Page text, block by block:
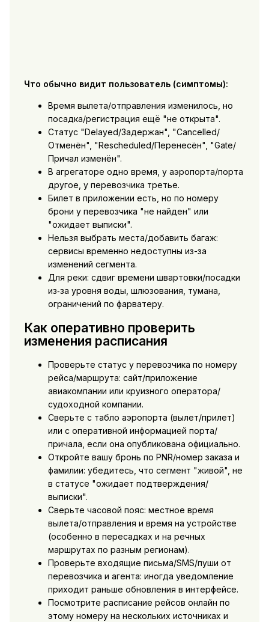
Что обычно видит пользователь (симптомы):
Время вылета/отправления изменилось, но
посадка/регистрация ещё "не открыта".
Статус "Delayed/Задержан", "Cancelled/
Отменён", "Rescheduled/Перенесён", "Gate/
Причал изменён".
В агрегаторе одно время, у аэропорта/порта
другое, у перевозчика третье.
Билет в приложении есть, но по номеру
брони у перевозчика "не найден" или
"ожидает выписки".
Нельзя выбрать места/добавить багаж:
сервисы временно недоступны из-за
изменений сегмента.
Для реки: сдвиг времени швартовки/посадки
из‑за уровня воды, шлюзования, тумана,
ограничений по фарватеру.
Как оперативно проверить
изменения расписания
Проверьте статус у перевозчика по номеру
рейса/маршрута: сайт/приложение
авиакомпании или круизного оператора/
судоходной компании.
Сверьте с табло аэропорта (вылет/прилет)
или с оперативной информацией порта/
причала, если она опубликована официально.
Откройте вашу бронь по PNR/номер заказа и
фамилии: убедитесь, что сегмент "живой", не
в статусе "ожидает подтверждения/
выписки".
Сверьте часовой пояс: местное время
вылета/отправления и время на устройстве
(особенно в пересадках и на речных
маршрутах по разным регионам).
Проверьте входящие письма/SMS/пуши от
перевозчика и агента: иногда уведомление
приходит раньше обновления в интерфейсе.
Посмотрите расписание рейсов онлайн по
этому номеру на нескольких источниках и